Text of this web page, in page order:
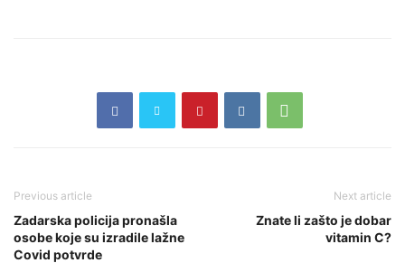
Previous article
Zadarska policija pronašla
osobe koje su izradile lažne
Covid potvrde
Next article
Znate li zašto je dobar
vitamin C?